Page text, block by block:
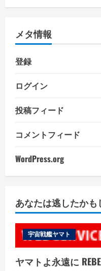
メタ情報
登録
ログイン
投稿フィード
コメントフィード
WordPress.org
あなたは逃したかも
宇宙戦艦ヤマト
ヤマトよ永遠に